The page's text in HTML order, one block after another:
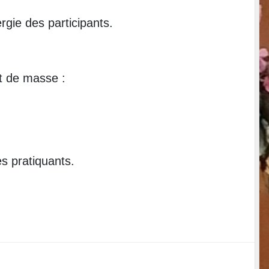
des participants.
de masse :
pratiquants.